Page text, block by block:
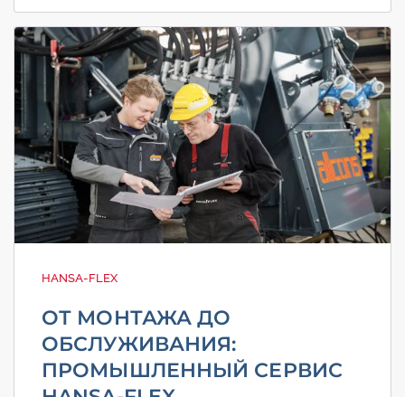
HANSA-FLEX
ОТ МОНТАЖА ДО
ОБСЛУЖИВАНИЯ:
ПРОМЫШЛЕННЫЙ СЕРВИС